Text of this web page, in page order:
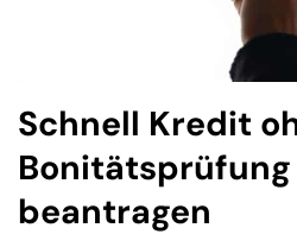
Schnell Kredit
beantragen